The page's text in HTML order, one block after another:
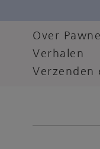
Over
Verhalen
Verzenden